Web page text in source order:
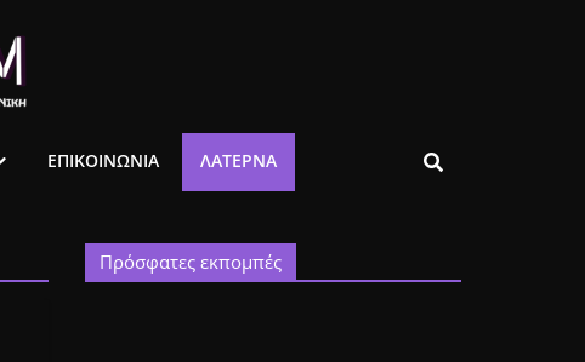
ΕΠΙΚΟΙΝΩΝΙΑ ΛΑΤΈΡΝΑ
Πρόσφατες εκπομπές